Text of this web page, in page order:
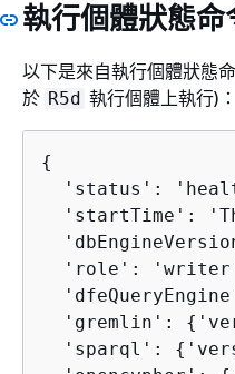
執行個體狀態命
以下是來自執行個體狀態
於 R5d 執行個體上執行)：
{
'status':
'startTime':
'role':
  'gremlin':
{
  'sparql':
{